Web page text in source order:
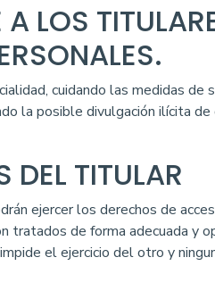
A LOS
cuidando las medidas de
la posible divulgación ilícita
DEL TITULAR
ejercer los derechos de
de forma adecuada y
el ejercicio del otro y